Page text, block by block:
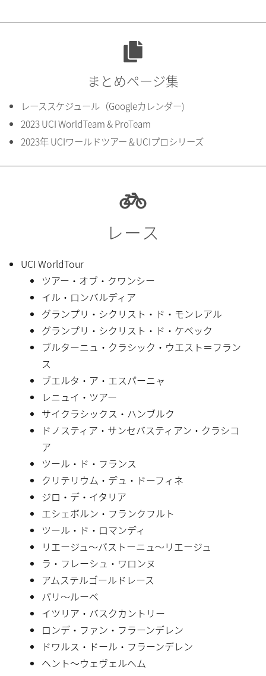
まとめページ集
レーススケジュール（Googleカレンダー)
2023 UCI WorldTeam & ProTeam
2023年 UCIワールドツアー＆UCIプロシリーズ
レース
UCI WorldTour
ツアー・オブ・クワンシー
イル・ロンバルディア
グランプリ・シクリスト・ド・モンレアル
グランプリ・シクリスト・ド・ケベック
ブルターニュ・クラシック・ウエスト＝フラン
ス
ブエルタ・ア・エスパーニャ
レニュイ・ツアー
サイクラシックス・ハンブルク
ドノスティア・サンセバスティアン・クラシコ
ア
ツール・ド・フランス
クリテリウム・デュ・ドーフィネ
ジロ・デ・イタリア
エシェボルン・フランクフルト
ツール・ド・ロマンディ
リエージュ〜バストーニュ〜リエージュ
ラ・フレーシュ・ワロンヌ
アムステルゴールドレース
パリ〜ルーベ
イツリア・バスクカントリー
ロンデ・ファン・フラーンデレン
ドワルス・ドール・フラーンデレン
ヘント〜ウェヴェルヘム